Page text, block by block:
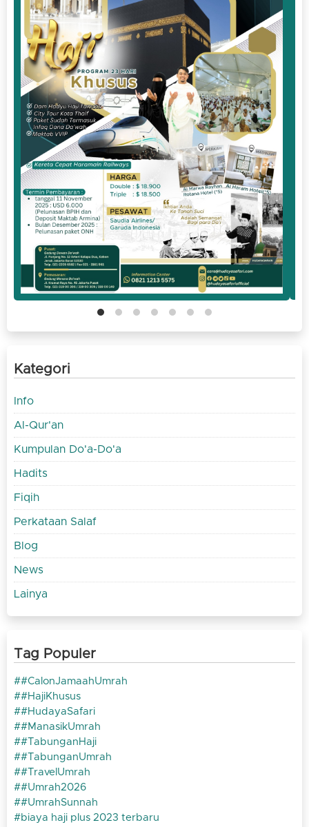
Kategori
Info
Al-Qur'an
Kumpulan Do'a-Do'a
Hadits
Fiqih
Perkataan Salaf
Blog
News
Lainya
Tag Populer
#CalonJamaahUmrah
#HajiKhusus
#HudayaSafari
#ManasikUmrah
#TabunganHaji
#TabunganUmrah
#TravelUmrah
#Umrah2026
#UmrahSunnah
biaya haji plus 2023 terbaru